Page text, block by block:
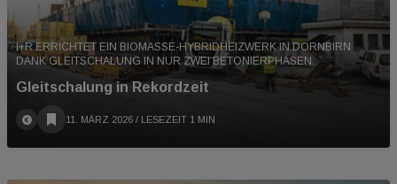
I+R ERRICHTET EIN BIOMASSE-HYBRIDHEIZWERK IN DORNBIRN
DANK GLEITSCHALUNG IN NUR ZWEI BETONIERPHASEN.
Gleitschalung in Rekordzeit
11. MÄRZ 2026 / LESEZEIT 1 MIN